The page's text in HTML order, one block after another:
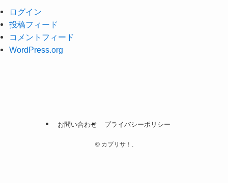
ログイン
投稿フィード
コメントフィード
WordPress.org
お問い合わせ プライバシーポリシー
©カブリサ！.